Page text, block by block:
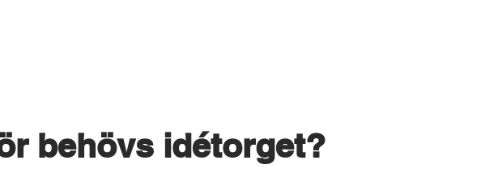
behövs idétorget?